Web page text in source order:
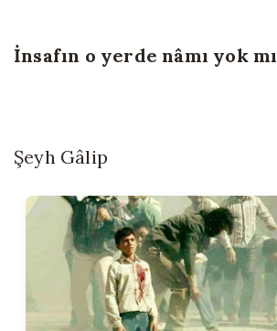
İnsafın o yerde nâmı yok mı
Şeyh Gâlip